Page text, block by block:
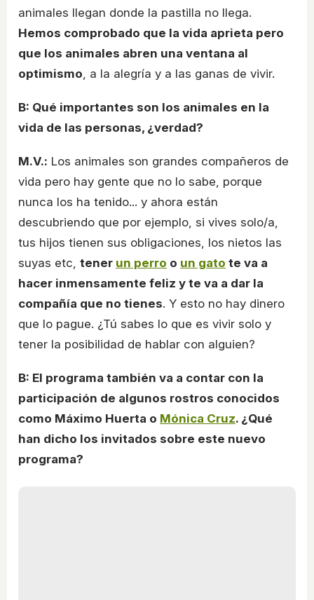
animales llegan donde la pastilla no llega.
Hemos comprobado que la vida aprieta pero
que los animales abren una ventana al
optimismo , a la alegría y a las ganas de vivir.
B: Qué importantes son los animales en la
vida de las personas, ¿verdad?
M.V.: Los animales son grandes compañeros de
vida pero hay gente que no lo sabe, porque
nunca los ha tenido... y ahora están
descubriendo que por ejemplo, si vives solo/a,
tus hijos tienen sus obligaciones, los nietos las
suyas etc, tener un perro o un gato te va a
hacer inmensamente feliz y te va a dar la
compañía que no tienes. Y esto no hay dinero
que lo pague. ¿Tú sabes lo que es vivir solo y
tener la posibilidad de hablar con alguien?
B: El programa también va a contar con la
participación de algunos rostros conocidos
como Máximo Huerta o Mónica Cruz. ¿Qué
han dicho los invitados sobre este nuevo
programa?